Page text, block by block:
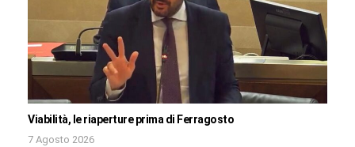
Viabilità, le riaperture prima di Ferragosto
7 Agosto 2026